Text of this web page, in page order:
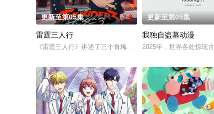
更新至第05集 3.0
雷霆三人行
《雷霆三人行》讲述了三个青梅竹马的挚友拼命寻找失踪少
更新至第05集
我独自盗墓动漫
2025年，世界各处惊现